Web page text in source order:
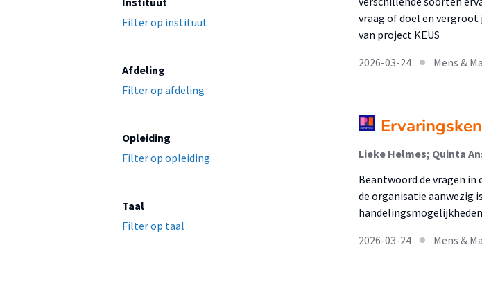
Filter op instituut
Afdeling
Filter op afdeling
Opleiding
Filter op opleiding
Taal
Filter op taal
vraag of doel en
van project KEUS
2026-03-24
Mens &
Lieke Helmes; Quinta
Beantwoord de vragen
de organisatie aanwezig
2026-03-24
Mens &